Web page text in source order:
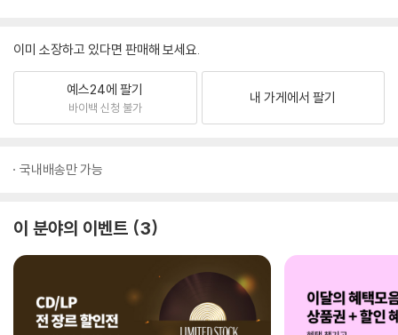
이미 소장하고 있다면 판매해 보세요.
예스24에 팔기
바이백 신청 불가
내 가게에서 팔기
국내배송만 가능
이 분야의 이벤트 3